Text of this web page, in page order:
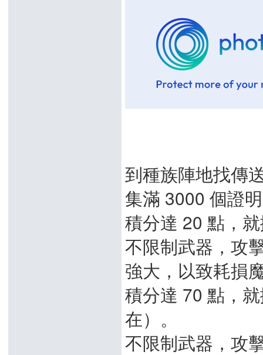
到種族陣地找傳
集滿 3000 個證
積分達 20 點，
不限制武器，攻
強大，以致耗損
積分達 70 點，
在）。
不限制武器，攻